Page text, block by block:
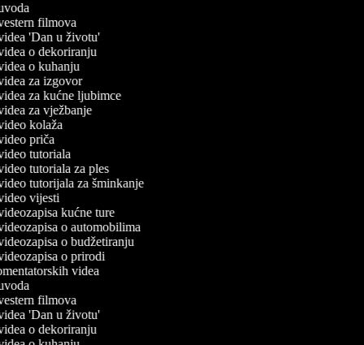
filmova
'Dan u životu'
o dekoriranju
o kuhanju
za izgovor
za kućne ljubimce
za vježbanje
kolaža
priča
tutoriala
tutoriala za ples
tutorijala za šminkanje
vijesti
kućne ture
o automobilima
o budžetiranju
o prirodi
videa
filmova
'Dan u životu'
o dekoriranju